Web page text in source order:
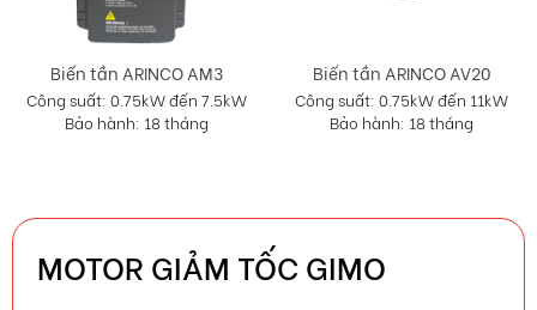
Biến tần ARINCO AV20
Công suất: 0.75kW đến 11kW
Bảo hành: 18 tháng
Biến tần ARINCO AU2
Công suất: 0.4kW đến 1.1kW
Bảo hành: 18 tháng
MOTOR GIẢM TỐC GIMO